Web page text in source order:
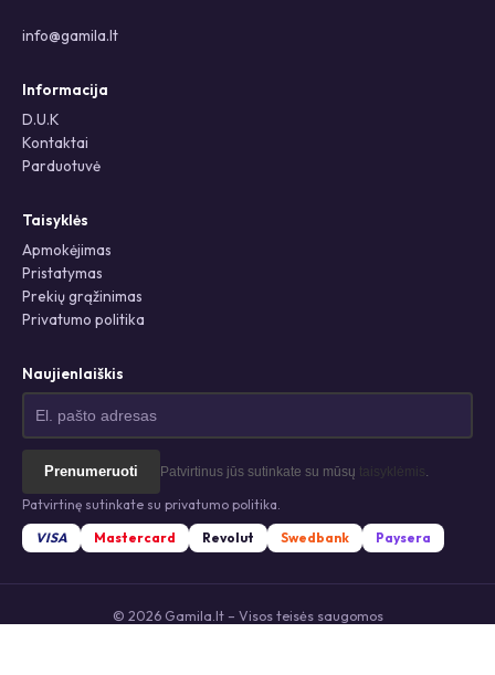
info@gamila.lt
Informacija
D.U.K
Kontaktai
Parduotuvė
Taisyklės
Apmokėjimas
Pristatymas
Prekių grąžinimas
Privatumo politika
Naujienlaiškis
Prenumeruoti Patvirtinus jūs sutinkate su mūsų taisyklėmis
Patvirtinę sutinkate su privatumo politika.
VISA
Mastercard Revolut Swedbank Paysera
© 2026 Gamila.lt – Visos teisės saugomos